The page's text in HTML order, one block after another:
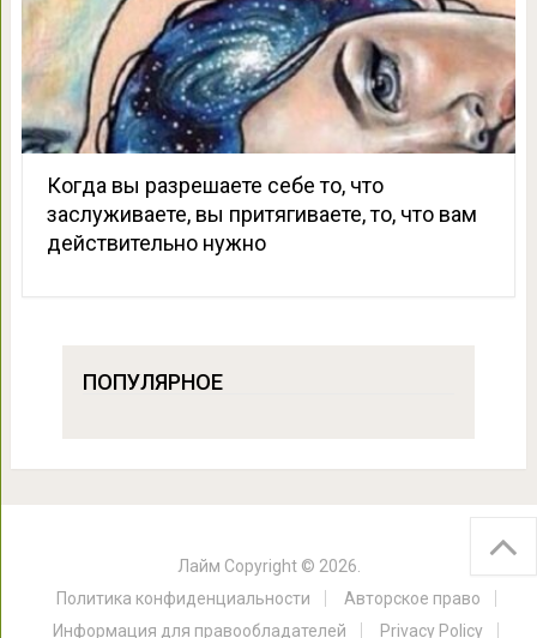
Когда вы разрешаете себе то, что
заслуживаете, вы притягиваете, то, что вам
действительно нужно
ПОПУЛЯРНОЕ
Лайм Copyright © 2026.
Политика конфиденциальности
Авторское право
Информация для правообладателей
Privacy Policy